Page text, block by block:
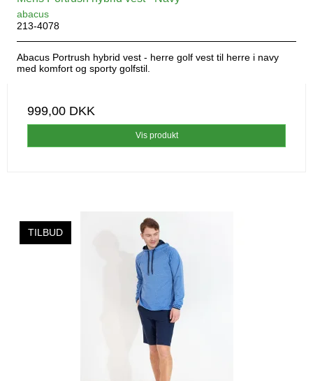
abacus
213-4078
Abacus Portrush hybrid vest - herre golf vest til herre i navy
med komfort og sporty golfstil.
999,00 DKK
Vis produkt
TILBUD